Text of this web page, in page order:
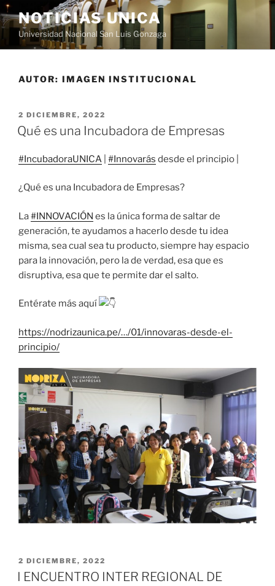
Saltar
al
contenido
NOTICIAS UNICA
Universidad Nacional San Luis Gonzaga
AUTOR: IMAGEN INSTITUCIONAL
PUBLICADO
EL
2 DICIEMBRE, 2022
Qué es una Incubadora de Empresas
#IncubadoraUNICA #Innovarás desde el principio |
¿Qué es una Incubadora de Empresas?
La#INNOVACIÓN es la única forma de saltar de
generación, te ayudamos a hacerlo desde tu idea
misma, sea cual sea tu producto, siempre hay espacio
para la innovación, pero la de verdad, esa que es
disruptiva, esa que te permite dar el salto.
Entérate más aquí
https://nodrizaunica.pe/…/01/innovaras-desde-el-
principio/
PUBLICADO
EL
2 DICIEMBRE, 2022
I ENCUENTRO INTER REGIONAL DE